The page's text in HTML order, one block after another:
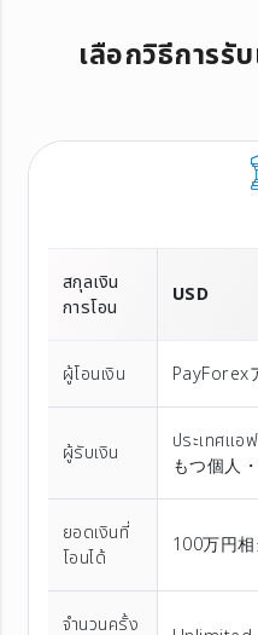
เลือกวิธีการรั
สกุลเงิน
การโอน
USD
ผู้โอนเงิน PayForex
ผู้รับเงิน
ประเทศแอ
もつ個人
ยอดเงินที่
โอนได้
100万円
จำนวนครั้ง